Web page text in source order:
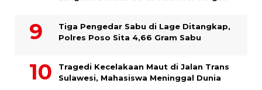
Tiga Pengedar Sabu di Lage Ditangkap,
Polres Poso Sita 4,66 Gram Sabu
Tragedi Kecelakaan Maut di Jalan Trans
Sulawesi, Mahasiswa Meninggal Dunia